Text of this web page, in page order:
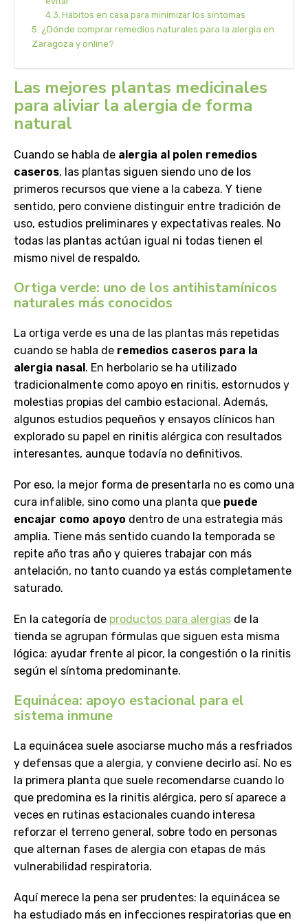
Hábitos en casa para minimizar los síntomas
¿Dónde comprar remedios naturales para la alergia en
Zaragoza y online?
Las mejores plantas medicinales
para aliviar la alergia de forma
natural
Cuando se habla de alergia al polen remedios
caseros, las plantas siguen siendo uno de los
primeros recursos que viene a la cabeza. Y tiene
sentido, pero conviene distinguir entre tradición de
uso, estudios preliminares y expectativas reales. No
todas las plantas actúan igual ni todas tienen el
mismo nivel de respaldo.
Ortiga verde: uno de los antihistamínicos
naturales más conocidos
La ortiga verde es una de las plantas más repetidas
cuando se habla de remedios caseros para la
alergia nasal. En herbolario se ha utilizado
tradicionalmente como apoyo en rinitis, estornudos y
molestias propias del cambio estacional. Además,
algunos estudios pequeños y ensayos clínicos han
explorado su papel en rinitis alérgica con resultados
interesantes, aunque todavía no definitivos.
Por eso, la mejor forma de presentarla no es como una
cura infalible, sino como una planta que puede
encajar como apoyo dentro de una estrategia más
amplia. Tiene más sentido cuando la temporada se
repite año tras año y quieres trabajar con más
antelación, no tanto cuando ya estás completamente
saturado.
En la categoría de productos para alergias de la
tienda se agrupan fórmulas que siguen esta misma
lógica: ayudar frente al picor, la congestión o la rinitis
según el síntoma predominante.
Equinácea: apoyo estacional para el
sistema inmune
La equinácea suele asociarse mucho más a resfriados
y defensas que a alergia, y conviene decirlo así. No es
la primera planta que suele recomendarse cuando lo
que predomina es la rinitis alérgica, pero sí aparece a
veces en rutinas estacionales cuando interesa
reforzar el terreno general, sobre todo en personas
que alternan fases de alergia con etapas de más
vulnerabilidad respiratoria.
Aquí merece la pena ser prudentes: la equinácea se
ha estudiado más en infecciones respiratorias que en